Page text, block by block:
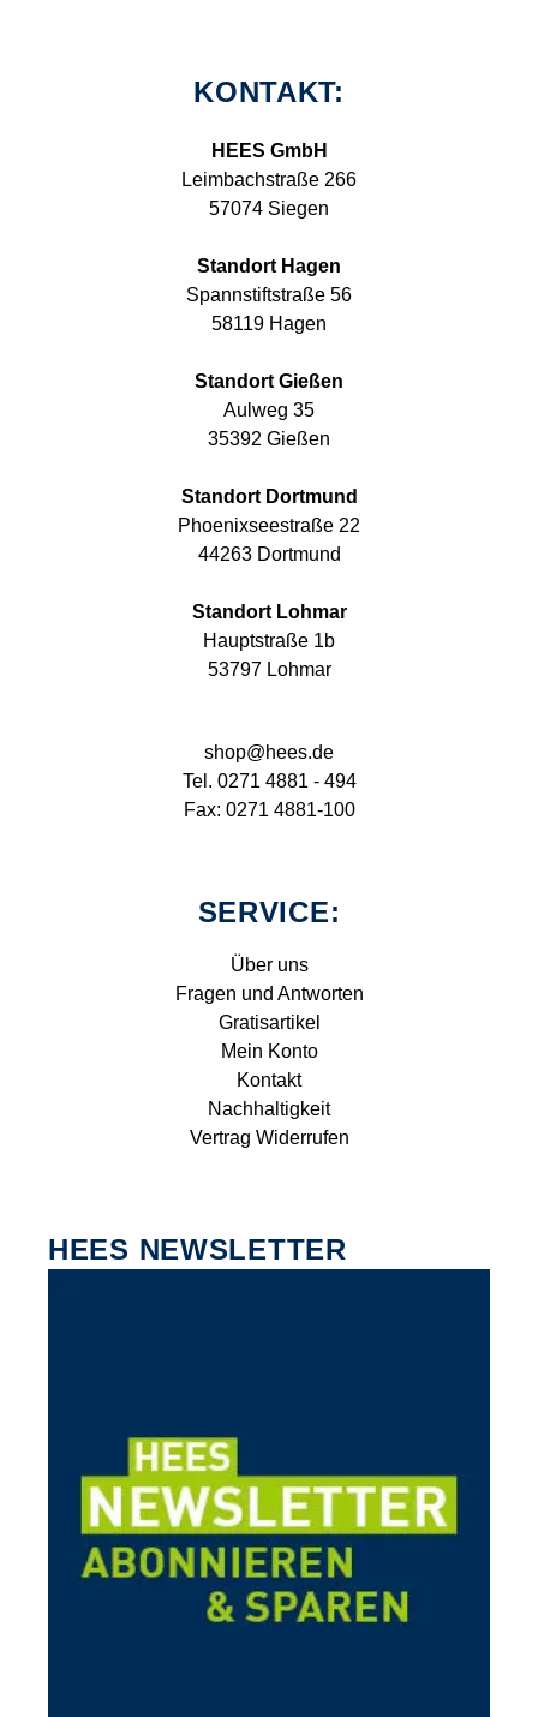
KONTAKT:
HEES GmbH
Leimbachstraße 266
57074 Siegen
Standort Hagen
Spannstiftstraße 56
58119 Hagen
Standort Gießen
Aulweg 35
35392 Gießen
Standort Dortmund
Phoenixseestraße 22
44263 Dortmund
Standort Lohmar
Hauptstraße 1b
53797 Lohmar
shop@hees.de
Tel. 0271 4881 - 494
Fax: 0271 4881-100
SERVICE:
Über uns
Fragen und Antworten
Gratisartikel
Mein Konto
Kontakt
Nachhaltigkeit
Vertrag Widerrufen
HEES NEWSLETTER